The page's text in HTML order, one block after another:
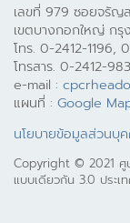
เลขที่ 979 ซอยจรัญ
เขตบางกอกใหญ่ กรุ
โทร. 0-2412-1196,
โทรสาร. 0-2412-
e-mail :
แผนที่ : Google
นโยบายข้อมูลส่วนบุ
Copyright © 2021 ศู
แบบเดียวกัน 3.0 ประเ